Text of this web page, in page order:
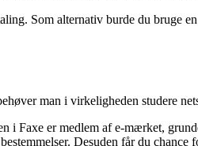
Som alternativ burde du bruge
man i virkeligheden studere
i Faxe er medlem af e-mærket,
Desuden får du